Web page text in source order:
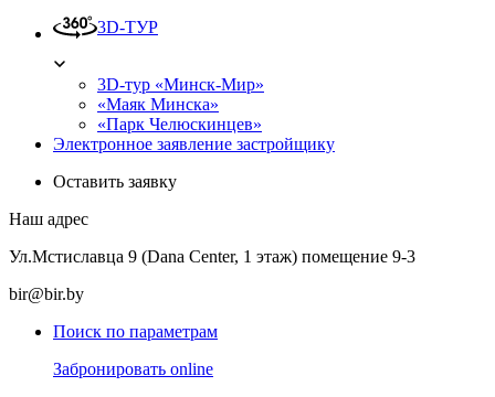
3D-ТУР
3D-тур «Минск-Мир»
«Маяк Минска»
«Парк Челюскинцев»
Электронное заявление застройщику
Оставить заявку
Наш адрес
Ул.Мстиславца 9 (Dana Center, 1 этаж) помещение 9-3
bir@bir.by
Поиск по параметрам
Забронировать online